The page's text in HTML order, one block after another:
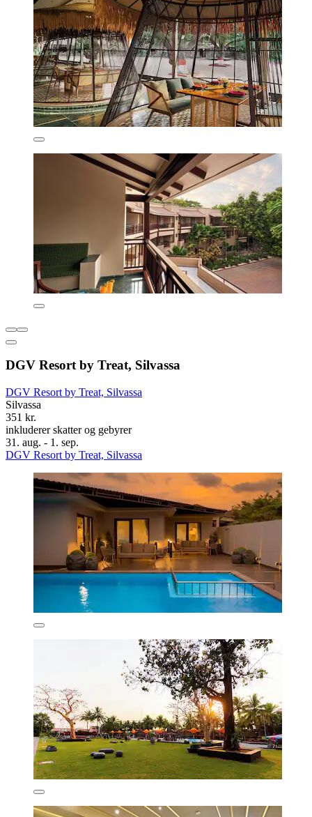
DGV Resort by Treat, Silvassa
DGV Resort by Treat, Silvassa
Silvassa
351 kr.
inkluderer skatter og gebyrer
31. aug. - 1. sep.
DGV Resort by Treat, Silvassa